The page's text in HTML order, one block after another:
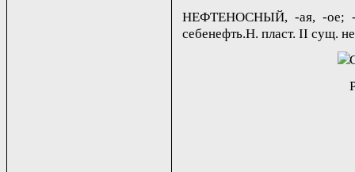
НЕФТЕНОСНЫЙ, -ая, -ое; -
себенефть.Н. пласт. II сущ.